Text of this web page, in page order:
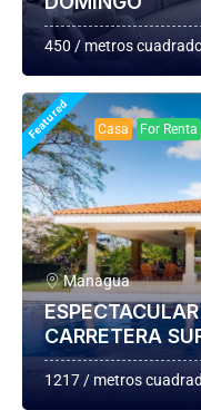
450 / metros
Featured Casa For Renta
Managua
CARRETERA
1217 / metros